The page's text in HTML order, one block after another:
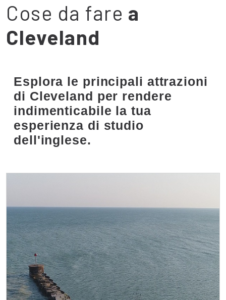
Cose da fare a
Cleveland
Esplora le principali attrazioni
di Cleveland per rendere
indimenticabile la tua
esperienza di studio
dell'inglese.